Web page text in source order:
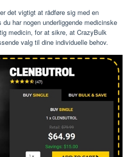
det vigtigt at rådføre sig med en
har nogen underliggende medicinske
medicin, for at sikre, at CrazyBulk
valg til dine individuelle behov.